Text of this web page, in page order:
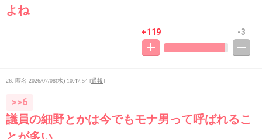
よね
+119 -3
26. 匿名 2026/07/08(水) 10:47:54 [通報]
>>6
議員の細野とかは今でもモナ男って呼ばれるこ